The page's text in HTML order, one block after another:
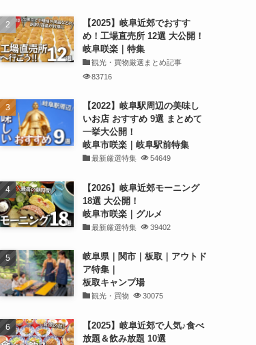
【2025】岐阜近郊でおすす
め！工場直売所 12選 大公開！
岐阜咲楽｜特集
観光・買物厳選まとめ記事
83716
【2022】岐阜駅周辺の美味し
いお店 おすすめ 9選 まとめて
一挙大公開！
岐阜市咲楽｜岐阜駅前特集
最新厳選特集 54649
【2026】岐阜近郊モーニング
18選 大公開！
岐阜市咲楽｜グルメ
最新厳選特集 39402
岐阜県｜関市｜板取｜アウトド
ア特集｜
板取キャンプ場
観光・買物 30075
【2025】岐阜近郊で人気♪食べ
放題＆飲み放題 10選